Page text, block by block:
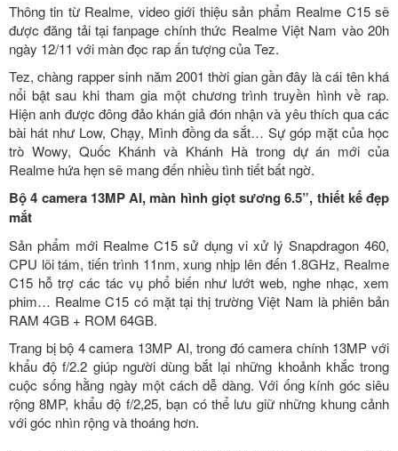
Thông tin từ Realme, video giới thiệu sản phẩm Realme C15 sẽ
được đăng tải tại fanpage chính thức Realme Việt Nam vào 20h
ngày 12/11 với màn đọc rap ấn tượng của Tez.
Tez, chàng rapper sinh năm 2001 thời gian gần đây là cái tên khá
nổi bật sau khi tham gia một chương trình truyền hình về rap.
Hiện anh được đông đảo khán giả đón nhận và yêu thích qua các
bài hát như Low, Chạy, Mình đồng da sắt… Sự góp mặt của học
trò Wowy, Quốc Khánh và Khánh Hà trong dự án mới của
Realme hứa hẹn sẽ mang đến nhiều tình tiết bất ngờ.
Bộ 4 camera 13MP AI, màn hình giọt sương 6.5”, thiết kế đẹp
mắt
Sản phẩm mới Realme C15 sử dụng vi xử lý Snapdragon 460,
CPU lõi tám, tiến trình 11nm, xung nhịp lên đến 1.8GHz, Realme
C15 hỗ trợ các tác vụ phổ biến như lướt web, nghe nhạc, xem
phim… Realme C15 có mặt tại thị trường Việt Nam là phiên bản
RAM 4GB + ROM 64GB.
Trang bị bộ 4 camera 13MP AI,trong đó camera chính 13MP với
khẩu độ f/2.2 giúp người dùng bắt lại những khoảnh khắc trong
cuộc sống hằng ngày một cách dễ dàng. Với ống kính góc siêu
rộng 8MP, khẩu độ f/2,25, bạn có thể lưu giữ những khung cảnh
với góc nhìn rộng và thoáng hơn.